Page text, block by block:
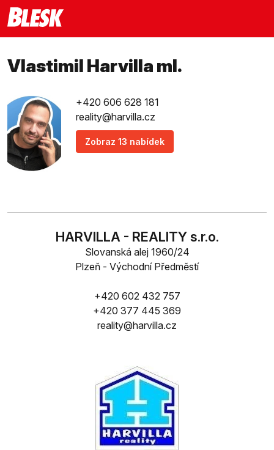
Vlastimil Harvilla ml.
+420 606 628 181
reality@harvilla.cz
Zobraz 13 nabídek
HARVILLA - REALITY s.r.o.
Slovanská alej 1960/24
Plzeň - Východní Předměstí
+420 602 432 757
+420 377 445 369
reality@harvilla.cz